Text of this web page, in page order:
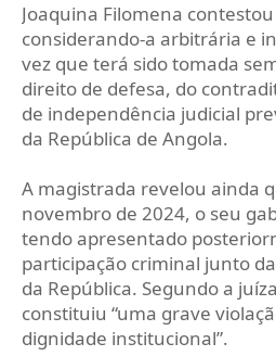
Joaquina Filomena
considerando-a arbitrária e
vez que terá sido tomada
direito de defesa, do
de independência judicial
da República de Angola.
A magistrada revelou ainda
novembro de 2024, o seu
tendo apresentado
participação criminal junto
da República. Segundo a
constituiu “uma grave
dignidade institucional”.